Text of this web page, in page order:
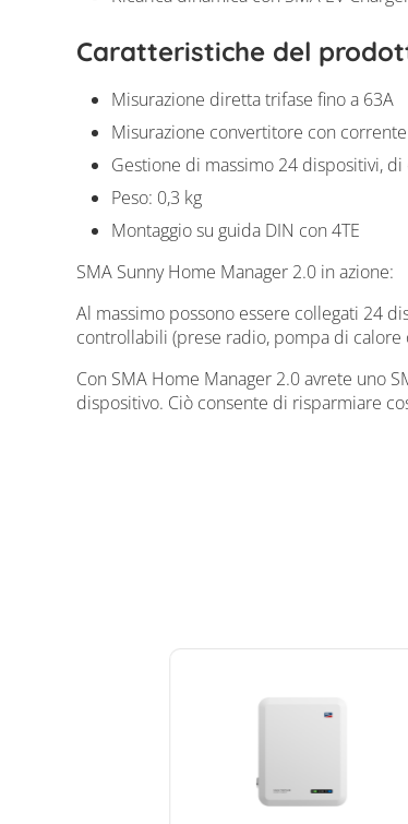
Caratteristiche del
Misurazione diretta trifase fino a 63A
Misurazione convertitore con
Gestione di massimo 24 dispositivi,
Peso: 0,3 kg
Montaggio su guida DIN con 4TE
SMA Sunny Home Manager 2.0 in azione:
Al massimo possono essere collegati 24
controllabili (prese radio, pompa di calore
Con SMA Home Manager 2.0 avrete uno
dispositivo. Ciò consente di risparmiare